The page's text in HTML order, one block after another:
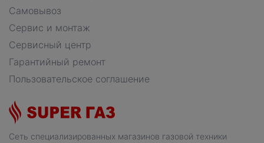
Сеть специализированных магазинов газовой техники
Самовывоз
Сервис и монтаж
Сервисный центр
Гарантийный ремонт
Пользовательское соглашение